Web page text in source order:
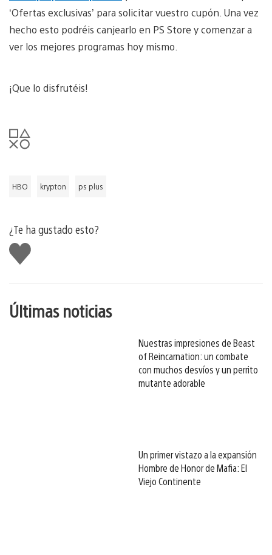
‘Ofertas exclusivas’ para solicitar vuestro cupón. Una vez
hecho esto podréis canjearlo en PS Store y comenzar a
ver los mejores programas hoy mismo.
¡Que lo disfrutéis!
HBO krypton ps plus
¿Te ha gustado esto?
Me
gusta
Últimas noticias
Nuestras impresiones de Beast
of Reincarnation: un combate
con muchos desvíos y un perrito
mutante adorable
Un primer vistazo a la expansión
Hombre de Honor de Mafia: El
Viejo Continente